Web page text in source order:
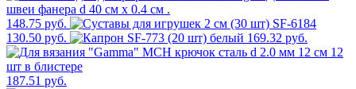
148.75 руб.
130.50 руб.
169.32 руб.
187.51 руб.